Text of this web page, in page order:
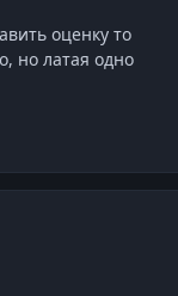
оценку то
но латая одно